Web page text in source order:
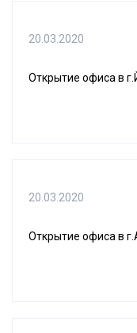
20.03.2020
Открытие офиса в
20.03.2020
Открытие офиса в